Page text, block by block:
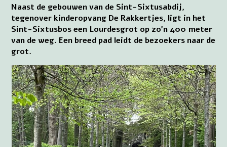
Naast de gebouwen van de Sint-Sixtusabdij,
tegenover kinderopvang De Rakkertjes, ligt in het
Sint-Sixtusbos een Lourdesgrot op zo’n 400 meter
van de weg. Een breed pad leidt de bezoekers naar de
grot.